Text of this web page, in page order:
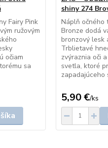
Fairy Pink
ružovým
očiam
sa
shiny 274
Náplň očného
Bronze dodá
bronzový lesk
Trblietavé
zvýraznia oči
svetla, ktoré
5,90 €/ks